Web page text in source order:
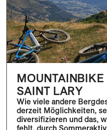
MOUNTAINBIKE
SAINT LARY
Wie viele andere
derzeit Möglichkeiten,
diversifizieren und das,